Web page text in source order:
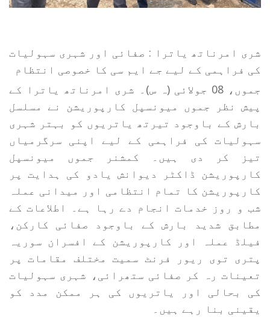
شری امرناتھ یاترا : صفائی اور شہری سہولیات
کی فراہمی کے لیے جے ایم سی کا خصوصی انتظام
جموں، 08 جولائی (ہ س)۔ شری امرناتھ یاترا کے
پیش نظر جموں میونسپل کارپوریشن نے مسلسل
بارش کے باوجود تیرتھ یاتریوں کو بہتر شہری
سہولیات کی فراہمی کے لیے اپنی سرگرمیاں
تیز کر دی ہیں۔ کمشنر جموں میونسپل
کارپوریشن ڈاکٹر دیوانش یادو کی ہدایت پر
کارپوریشن کا تمام انتظامی اور میدانی عملہ
شب و روز خدمات انجام دے رہا ہے۔ اطلاعات کے
مطابق شدید بارش کے باوجود صفائی کارکن،
فیلڈ عملہ اور کارپوریشن کے افسران سوریہ
پتری توی ریور فرنٹ سمیت مختلف مقامات پر
تعینات رہ کر صفائی ستھرائی، شہری سہولیات
کی بحالی اور یاتریوں کی ہر ممکن مدد کو
یقینی بنا رہے ہیں۔